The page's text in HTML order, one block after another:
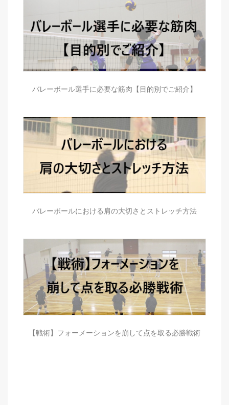
バレーボール選手に必要な筋肉【目的別でご紹介】
バレーボールにおける肩の大切さとストレッチ方法
【戦術】フォーメーションを崩して点を取る必勝戦術